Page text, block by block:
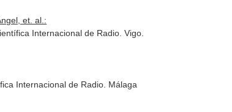
et. al.:
Internacional de Radio. Vigo.
Internacional de Radio. Málaga